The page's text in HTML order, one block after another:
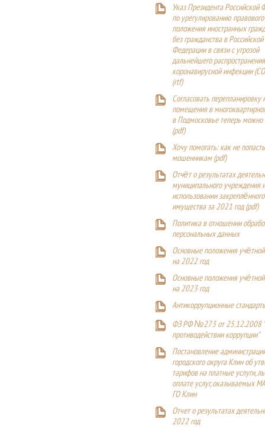
Указ Президента Российской
по урегулированию правового
положения иностранных
без гражданства в Российской
Федерации в связи с угрозой
дальнейшего
коронавирусной инфекции
(rtf)
Согласовать перепланировку
помещения в
в Подмосковье теперь можно
(pdf)
Хочу помогать: как не
мошенникам (pdf)
Отчёт о результатах
муниципального учреждения
использовании
имущества за 2021 год (pdf)
Политика в отношении
персональных данных
Основные положения
на 2022 год
Основные положения
на 2023 год
Антикоррупционные
ФЗ РФ №273 от 25.12.2008
противодействии коррупции"
Постановление
городского округа Клин об
тарифов на платные услуги,
оплате услуг, оказываемых
ГО Клин
Отчет о результатах
2022 год